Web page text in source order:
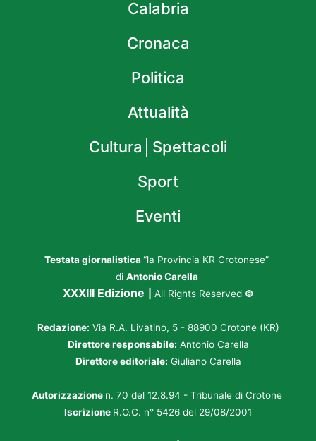
Calabria
Cronaca
Politica
Attualità
Cultura│Spettacoli
Sport
Eventi
Testata giornalistica “la Provincia KR Crotonese”
di Antonio Carella
XXXIII Edizione All Rights Reserved ©
Redazione: Via R.A. Livatino, 5 - 88900 Crotone (KR)
Direttore responsabile: Antonio Carella
Direttore editoriale: Giuliano Carella
Autorizzazione n. 70 del 12.8.94 - Tribunale di Crotone
Iscrizione R.O.C. n° 5426 del 29/08/2001